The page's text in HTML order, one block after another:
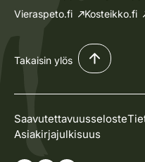
Vieraspeto.fi
Kosteikko.fi
Takaisin ylös
Saavutettavuusseloste
Asiakirjajulkisuus